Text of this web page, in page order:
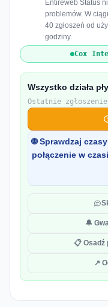
Entireweb Status
problemów. W
40 zgłoszeń od
godziny.
Cox
Wszystko działa
Ostatnie
🌐 Sprawdzaj
połączenie w
🔔
📋
↗